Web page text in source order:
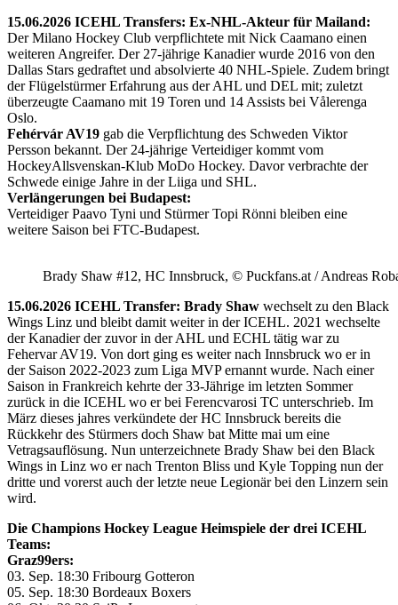
15.06.2026 ICEHL Transfers: Ex-NHL-Akteur für Mailand:
Der Milano Hockey Club verpflichtete mit Nick Caamano einen
weiteren Angreifer. Der 27-jährige Kanadier wurde 2016 von den
Dallas Stars gedraftet und absolvierte 40 NHL-Spiele. Zudem bringt
der Flügelstürmer Erfahrung aus der AHL und DEL mit; zuletzt
überzeugte Caamano mit 19 Toren und 14 Assists bei Vålerenga
Oslo.
Fehérvár AV19 gab die Verpflichtung des Schweden Viktor
Persson bekannt. Der 24-jährige Verteidiger kommt vom
HockeyAllsvenskan-Klub MoDo Hockey. Davor verbrachte der
Schwede einige Jahre in der Liiga und SHL.
Verlängerungen bei Budapest:
Verteidiger Paavo Tyni und Stürmer Topi Rönni bleiben eine
weitere Saison bei FTC-Budapest.
Brady Shaw #12, HC Innsbruck, © Puckfans.at / Andreas
15.06.2026 ICEHL Transfer: Brady Shaw wechselt zu den Black
Wings Linz und bleibt damit weiter in der ICEHL. 2021 wechselte
der Kanadier der zuvor in der AHL und ECHL tätig war zu
Fehervar AV19. Von dort ging es weiter nach Innsbruck wo er in
der Saison 2022-2023 zum Liga MVP ernannt wurde. Nach einer
Saison in Frankreich kehrte der 33-Jährige im letzten Sommer
zurück in die ICEHL wo er bei Ferencvarosi TC unterschrieb. Im
März dieses jahres verkündete der HC Innsbruck bereits die
Rückkehr des Stürmers doch Shaw bat Mitte mai um eine
Vetragsauflösung. Nun unterzeichnete Brady Shaw bei den Black
Wings in Linz wo er nach Trenton Bliss und Kyle Topping nun der
dritte und vorerst auch der letzte neue Legionär bei den Linzern sein
wird.
Die Champions Hockey League Heimspiele der drei ICEHL
Teams:
Graz99ers:
03. Sep. 18:30 Fribourg Gotteron
05. Sep. 18:30 Bordeaux Boxers